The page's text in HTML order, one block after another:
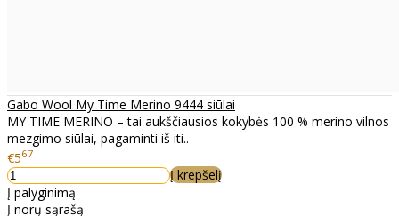
Gabo Wool My Time Merino 9444 siūlai
MY TIME MERINO – tai aukščiausios kokybės 100 % merino vilnos
mezgimo siūlai, pagaminti iš iti..
€567
Į krepšelį
Į palyginimą
Į norų sąrašą